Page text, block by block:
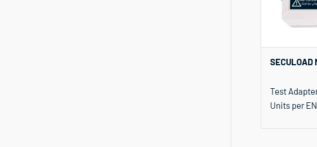
SECULOAD
Test
Units per